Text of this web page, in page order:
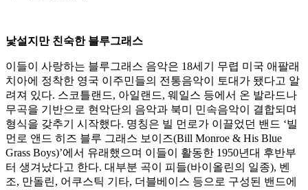
낯설지만 친숙한 블루그래스
이들이 사랑하는 블루그래스 음악은 18세기 무렵 미국 애팔래
치아에 정착한 영국 이주민들의 전통음악이 토대가 됐다고 알
려져 있다. 스코틀랜드, 아일랜드, 웨일스 등에서 온 발라드나
무곡을 기반으로 현악단의 음악과 북미 민속음악이 결합되며
형식을 갖추기 시작했다. 명칭은 빌 먼로가 이끌었던 밴드 ‘빌
먼로 앤드 히즈 블루 그래스 보이즈(Bill Monroe & His Blue
Grass Boys)’에서 유래했으며 이들이 활동한 1950년대 후반부
터 생겨났다고 한다. 대부분 곡이 피들(바이올린의 일종), 벤
조, 만돌린, 어쿠스틱 기타, 더블베이스 등으로 구성된 밴드에